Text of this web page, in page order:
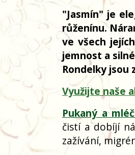
"Jasmín" je
růženínu.
ve všech
jemnost a
Rondelky jsou
Využijte naše
Pukaný a
čistí a dobíjí
zažívání,